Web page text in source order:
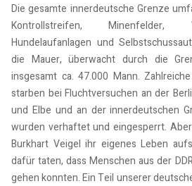
Die gesamte innerdeutsche Grenze
Kontrollstreifen, Minenfelder,
Hundelaufanlagen und
die Mauer, überwacht durch die
insgesamt ca. 47.000 Mann.
starben bei Fluchtversuchen an der
und Elbe und an der innerdeutschen
wurden verhaftet und eingesperrt.
Burkhart Veigel ihr eigenes Leben
dafür taten, dass Menschen aus der
gehen konnten. Ein Teil unserer